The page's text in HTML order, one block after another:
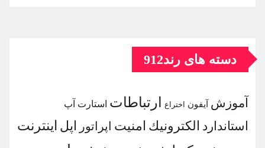
دسته های رند912
آموزش آیفون اختراع ارتباطات استارت آپ
استاندارد الكترونیك امنیت اپراتور اپل اینترنت